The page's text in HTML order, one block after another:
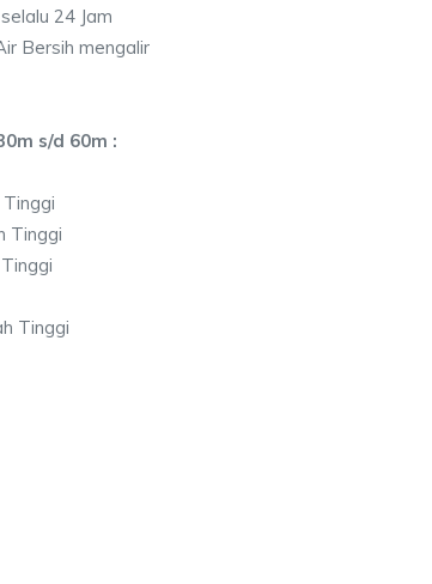
24 Jam
Bersih mengalir
s/d 60m :
Tinggi
Tinggi